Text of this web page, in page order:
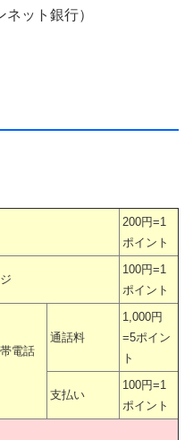
ット銀行）
200円=1
ポイント
100円=1
ポイント
電話
通話料
1,000円
=5ポイン
ト
支払い
100円=1
ポイント